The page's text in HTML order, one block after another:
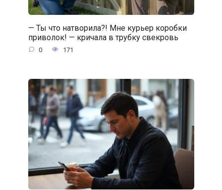
— Ты что натворила?! Мне курьер коробки
приволок! — кричала в трубку свекровь
0 171